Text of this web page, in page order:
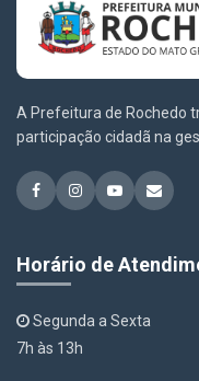
A Prefeitura de Rochedo
participação cidadã na
Horário de
Segunda a Sexta
7h às 13h